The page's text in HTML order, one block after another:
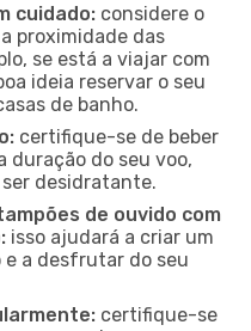
cuidado: considere o
proximidade das
se está a viajar com
ideia reservar o seu
de banho.
certifique-se de beber
duração do seu voo,
ser desidratante.
de ouvido com
isso ajudará a criar um
a desfrutar do seu
certifique-se